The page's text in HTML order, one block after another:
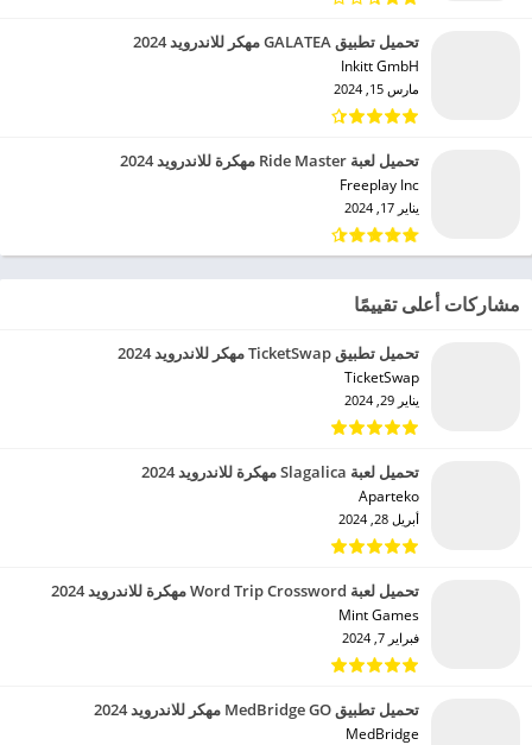
تحميل تطبيق GALATEA مهكر للاندرويد 2024
Inkitt GmbH‏
مارس 15, 2024
تحميل لعبة Ride Master مهكرة للاندرويد 2024
Freeplay Inc‏
يناير 17, 2024
مشاركات أعلى تقييمًا
تحميل تطبيق TicketSwap مهكر للاندرويد 2024
TicketSwap‏
يناير 29, 2024
تحميل لعبة Slagalica مهكرة للاندرويد 2024
Aparteko‏
أبريل 28, 2024
تحميل لعبة Word Trip Crossword مهكرة للاندرويد 2024
Mint Games‏
فبراير 7, 2024
تحميل تطبيق MedBridge GO مهكر للاندرويد 2024
MedBridge‏